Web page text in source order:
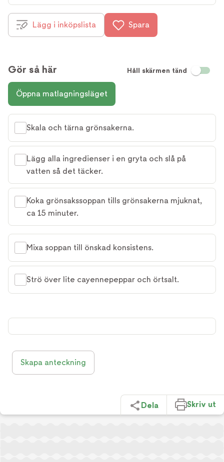
Lägg i inköpslista Spara
Gör så här Håll skärmen tänd
Öppna matlagningsläget
Skala och tärna grönsakerna.
Lägg alla ingredienser i en gryta och slå på
vatten så det täcker.
Koka grönsakssoppan tills grönsakerna mjuknat,
ca 15 minuter.
Mixa soppan till önskad konsistens.
Strö över lite cayennepeppar och örtsalt.
Skapa anteckning
Dela Skriv ut